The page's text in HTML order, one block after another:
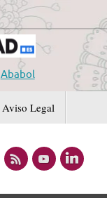
Ababol
Aviso Legal